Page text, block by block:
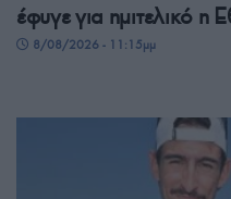
έφυγε για ημιτελικό η
8/08/2026 - 11:15μμ